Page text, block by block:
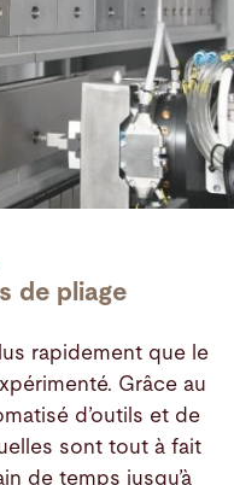
de pliage
rapidement que le
Grâce au
d’outils et de
sont tout à fait
de temps jusqu’à